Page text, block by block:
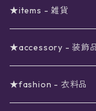
予約限定SALE
〜2000円
〜3000円
〜4000円
星の市福袋
12星座ギフトセット
★items - 雑貨
ステーショナリー
ギフトボックス
メイクアップ
★accessory - 装飾
ピアス
★fashion - 衣料品